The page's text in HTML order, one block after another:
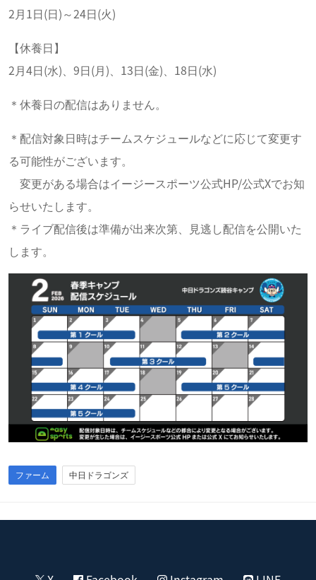
2月1日(日)～24日(火)
【休養日】
2月4日(水)、9日(月)、13日(金)、18日(水)
＊休養日の配信はありません。
＊配信対象日時はチームスケジュールなどに応じて変更す
る可能性がございます。
変更がある場合はイージースポーツ公式HP/公式Xでお知
らせいたします。
＊ライブ配信後は準備が出来次第、見逃し配信を公開いた
します。
ファーム 中日ドラゴンズ